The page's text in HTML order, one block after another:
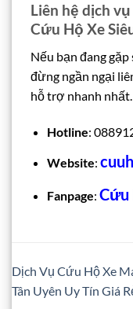
Liên hệ dịch
Cứu Hộ Xe
Nếu bạn đang gặp
đừng ngần ngại
hỗ trợ nhanh
Hotline:
Website:
Fanpage: Cứu
Dịch Vụ Cứu Hộ Xe
Tân Uyên Uy Tín Giá